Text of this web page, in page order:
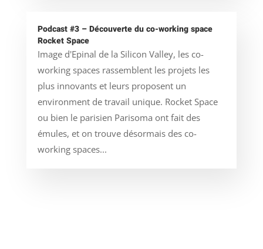
Podcast #3 – Découverte du co-working space
Rocket Space
Image d'Epinal de la Silicon Valley, les co-
working spaces rassemblent les projets les
plus innovants et leurs proposent un
environment de travail unique. Rocket Space
ou bien le parisien Parisoma ont fait des
émules, et on trouve désormais des co-
working spaces...